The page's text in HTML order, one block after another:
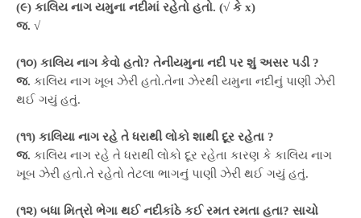
(૯) કાલિય નાગ યમુના નદીમાં રહેતો હતો. (√ કે x)
જ. √
(૧૦) કાલિય નાગ કેવો હતો? તેનીયમુના નદી પર શું અસર પડી ?
જ. કાલિય નાગ ખૂબ ઝેરી હતો.તેના ઝેરથી યમુના નદીનું પાણી ઝેરી
થઈ ગયું હતું.
(૧૧) કાલિયા નાગ રહે તે ધરાથી લોકો શાથી દૂર રહેતા ?
જ. કાલિય નાગ રહે તે ધરાથી લોકો દૂર રહેતા કારણ કે કાલિય નાગ
ખૂબ ઝેરી હતો.તે રહેતો તેટલા ભાગનું પાણી ઝેરી થઈ ગયું હતું.
(૧૨) બધા મિત્રો ભેગા થઈ નદીકાંઠે કઈ રમત રમતા હતા? સાચો